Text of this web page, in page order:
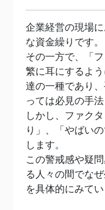
企業経営の現場
な資金繰りです。
その一方で、「
繁に耳にするよ
達の一種であり
っては必見の手
しかし、ファク
り」、「やばい
します。
この警戒感や疑
る人々の間でな
を具体的にみてい